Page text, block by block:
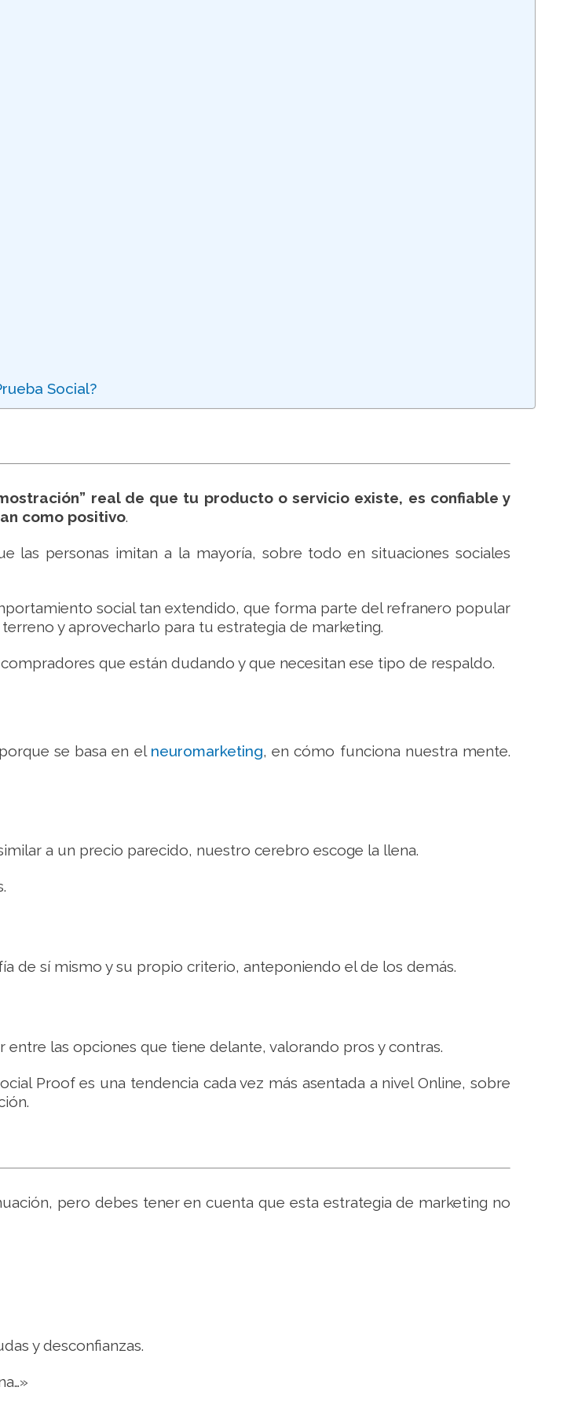
Social?
real de que tu producto o servicio existe, es confiable y
como positivo.
las personas imitan a la mayoría, sobre todo en situaciones sociales
social tan extendido, que forma parte del refranero popular
y aprovecharlo para tu estrategia de marketing.
que están dudando y que necesitan ese tipo de respaldo.
se basa en el neuromarketing, en cómo funciona nuestra mente.
a un precio parecido, nuestro cerebro escoge la llena.
de sí mismo y su propio criterio, anteponiendo el de los demás.
las opciones que tiene delante, valorando pros y contras.
Proof es una tendencia cada vez más asentada a nivel Online, sobre
pero debes tener en cuenta que esta estrategia de marketing no
y desconfianzas.